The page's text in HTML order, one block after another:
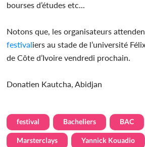
bourses d’études etc...
Notons que, les organisateurs
festivaliers au stade de l’université
de Côte d’Ivoire vendredi prochain.
Donatien Kautcha, Abidjan
festival Bacheliers BAC
Marsterclays Yannick Kouadio